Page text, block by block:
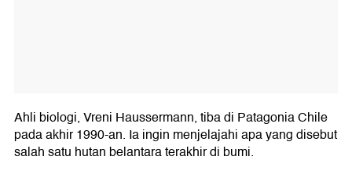
Ahli biologi, Vreni Haussermann, tiba di Patagonia Chile
pada akhir 1990-an. Ia ingin menjelajahi apa yang disebut
salah satu hutan belantara terakhir di bumi.